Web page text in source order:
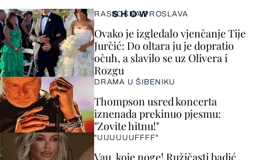
SHOW
RASKOŠNA PROSLAVA
Ovako je izgledalo vjenčanje Tije
Jurčić: Do oltara ju je dopratio
očuh, a slavilo se uz Olivera i
Rozgu
DRAMA U ŠIBENIKU
Thompson usred koncerta
iznenada prekinuo pjesmu:
"Zovite hitnu!"
"UUUUUUFFFF"
Vau, koje noge! Ružičasti badić